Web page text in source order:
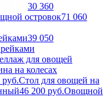
30 360
71 060
39 050
для овощей
на колесах
руб.Стол для овощей на
46 200 руб.Овощной